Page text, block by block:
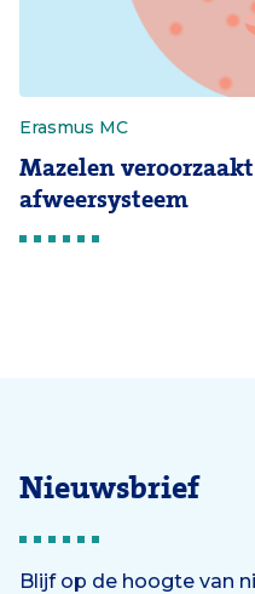
Erasmus MC
Mazelen
afweersysteem
Nieuwsbrief
Blijf op de hoogte van